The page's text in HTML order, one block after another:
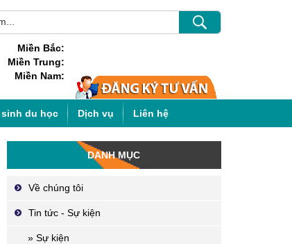
Miền Bắc:
Miền Trung:
Miền Nam:
du học Dịch vụ Liên hệ
DANH MỤC
Về chúng tôi
Tin tức - Sự kiện
» Sự kiện